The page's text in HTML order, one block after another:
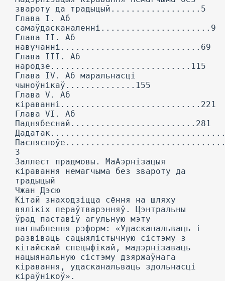
звароту да традыцый..................5
Глава I. Аб
самаўдасканаленні......................9
Глава II. Аб
навучанні............................69
Глава III. Аб
народзе............................115
Глава IV. Аб маральнасці
чыноўнікаў..............155
Глава V. Аб
кіраванні............................221
Глава VI. Аб
Паднябеснай.........................281
3
Заллест прадмовы. МаАэрнізацыя
кіравання немагчыма без звароту да
традыцый
Чжан Дэсю
Кітай знаходзіцца сёння на шляху
вялікіх пераўтварэнняў. Цэнтральны
ўрад паставіў агульную мэту
паглыблення рэформ: «Удасканальваць і
развіваць сацыялістычную сістэму з
кітайскай спецыфікай, мадэрнізаваць
нацыянальную сістэму дзяржаўнага
кіравання, удасканальваць здольнасці
кіраўнікоў».